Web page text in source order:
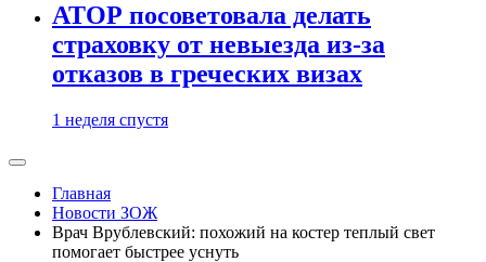
АТОР посоветовала делать
страховку от невыезда из-за
отказов в греческих визах
1 неделя спустя
Главная
Новости ЗОЖ
Врач Врублевский: похожий на костер теплый свет
помогает быстрее уснуть